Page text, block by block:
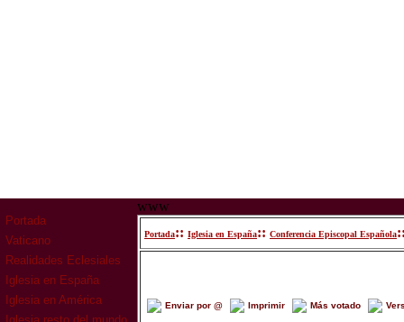
Portada
Vaticano
Realidades Eclesiales
Iglesia en España
Iglesia en América
www
Portada:: Iglesia en España:: Conferencia Episcopal Española
Enviar por @ Imprimir Más votado